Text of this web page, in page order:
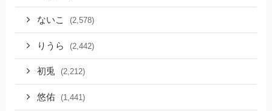
ないこ (2,578)
りうら (2,442)
初兎 (2,212)
悠佑 (1,441)